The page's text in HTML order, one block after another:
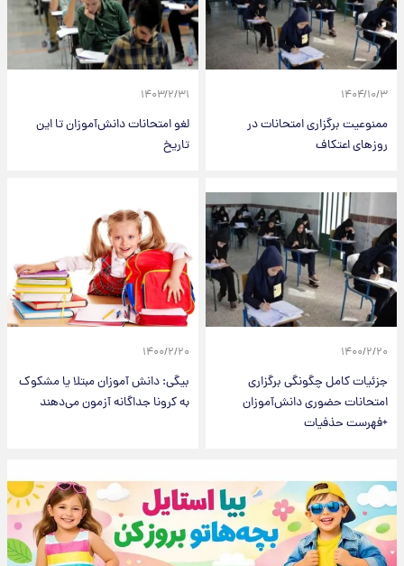
۱۴۰۴/۱۰/۳
ممنوعیت برگزاری امتحانات در
روزهای اعتکاف
۱۴۰۳/۲/۳۱
لغو امتحانات دانش‌آموزان تا این
تاریخ
۱۴۰۰/۲/۲۰
جزئیات کامل چگونگی برگزاری
امتحانات حضوری دانش‌آموزان
+فهرست حذفیات
۱۴۰۰/۲/۲۰
بیگی: دانش آموزان مبتلا یا مشکوک
به کرونا جداگانه آزمون می‌دهند